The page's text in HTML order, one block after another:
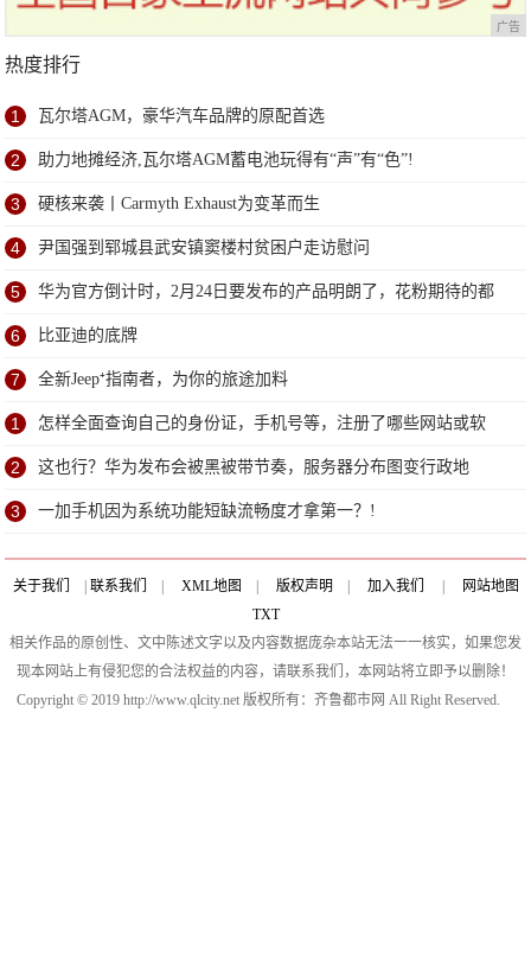
广告
热度排行
1 瓦尔塔AGM，豪华汽车品牌的原配首选
2 助力地摊经济,瓦尔塔AGM蓄电池玩得有“声”有“色”!
3 硬核来袭丨Carmyth Exhaust为变革而生
4 尹国强到郓城县武安镇窦楼村贫困户走访慰问
5 华为官方倒计时，2月24日要发布的产品明朗了，花粉期待的都
来了
6 比亚迪的底牌
7 全新Jeep⁺指南者，为你的旅途加料
1 怎样全面查询自己的身份证，手机号等，注册了哪些网站或软
件？!
2 这也行？华为发布会被黑被带节奏，服务器分布图变行政地
图？!
3 一加手机因为系统功能短缺流畅度才拿第一？!
关于我们 联系我们 XML地图 版权声明 加入我们
网站地图
TXT
相关作品的原创性、文中陈述文字以及内容数据庞杂本站无法一一核实，如果您发
现本网站上有侵犯您的合法权益的内容，请联系我们，本网站将立即予以删除！
Copyright © 2019 http://www.qlcity.net 版权所有：齐鲁都市网 All Right Reserved.